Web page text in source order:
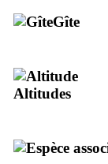
Gîte
Altitudes